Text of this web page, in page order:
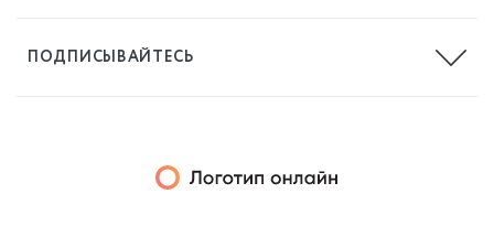
ПОДПИСЫВАЙТЕСЬ